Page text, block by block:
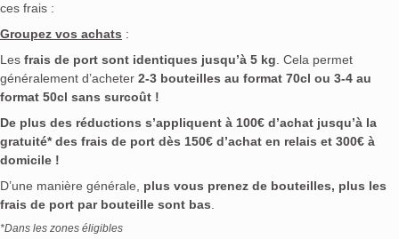
ces frais :
Groupez vos achats :
Les frais de port sont identiques jusqu’à 5 kg. Cela permet
généralement d’acheter 2-3 bouteilles au format 70cl ou 3-4 au
format 50cl sans surcoût !
De plus des réductions s’appliquent à 100€ d’achat jusqu’à la
gratuité* des frais de port dès 150€ d’achat en relais et 300€ à
domicile !
D’une manière générale, plus vous prenez de bouteilles, plus les
frais de port par bouteille sont bas.
*Dans les zones éligibles